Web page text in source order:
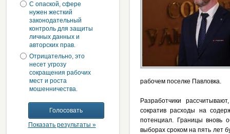
С опаской, сфере
нужен жесткий
законодательный
контроль для защиты
личных данных и
авторских прав.
Отрицательно, это
несет угрозу
сокращения рабочих
мест и роста
мошенничества.
Показать результаты »
рабочем поселке Павловка.
Разработчики
сократив расходы на
потенциал. Границы вновь
выборах сроком на пять лет